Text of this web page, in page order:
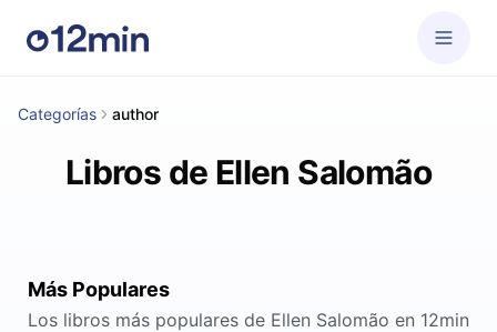
Categorías author
Libros de Ellen Salomão
Más Populares
Los libros más populares de Ellen Salomão en 12min